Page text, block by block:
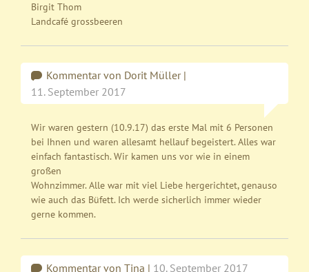
Birgit Thom
Landcafé grossbeeren
Kommentar von Dorit Müller |
11. September 2017
Wir waren gestern (10.9.17) das erste Mal mit 6 Personen
bei Ihnen und waren allesamt hellauf begeistert. Alles war
einfach fantastisch. Wir kamen uns vor wie in einem
großen
Wohnzimmer. Alle war mit viel Liebe hergerichtet, genauso
wie auch das Büfett. Ich werde sicherlich immer wieder
gerne kommen.
Kommentar von Tina | 10. September 2017